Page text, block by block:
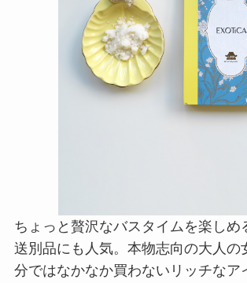
ちょっと贅沢なバスタイムを楽しめ
送別品にも人気。本物志向の大人の
分ではなかなか買わないリッチなア